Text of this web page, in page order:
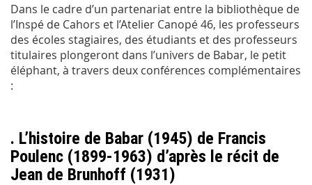
Dans le cadre d’un partenariat entre la bibliothèque de
l’Inspé de Cahors et l’Atelier Canopé 46, les professeurs
des écoles stagiaires, des étudiants et des professeurs
titulaires plongeront dans l’univers de Babar, le petit
éléphant, à travers deux conférences complémentaires
:
. L’histoire de Babar (1945) de Francis
Poulenc (1899-1963) d’après le récit de
Jean de Brunhoff (1931)